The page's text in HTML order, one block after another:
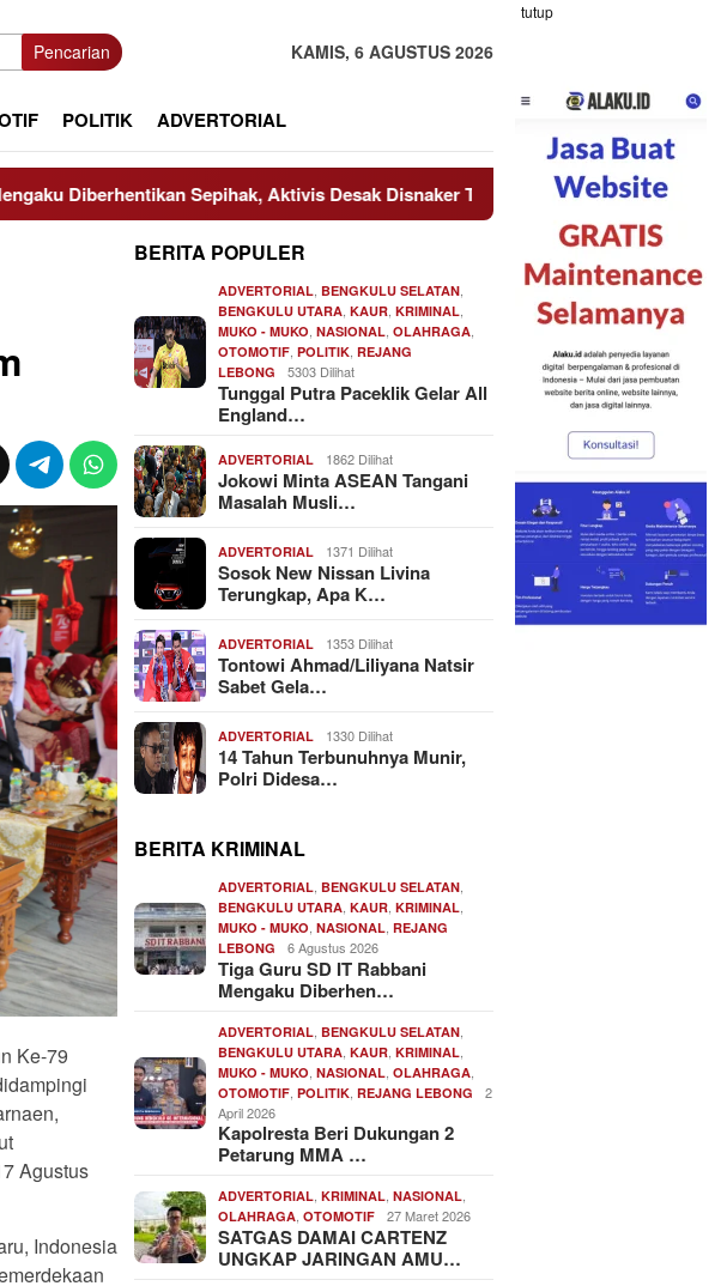
tutup
Pencarian KAMIS, 6 AGUSTUS 2026
POLITIK ADVERTORIAL
Sepihak, Aktivis Desak Disnaker Turun Tangan Dari Bengkulu ke
Ke-79
Agustus
Indonesia
BERITA POPULER
ADVERTORIAL ,BENGKULU SELATAN
BENGKULU UTARA ,KAUR ,KRIMINAL
MUKO - MUKO ,NASIONAL ,OLAHRAGA
OTOMOTIF ,POLITIK ,REJANG
LEBONG
5303 Dilihat
Tunggal Putra Paceklik Gelar All
England…
ADVERTORIAL 1862 Dilihat
Jokowi Minta ASEAN Tangani
Masalah Musli…
ADVERTORIAL 1371 Dilihat
Sosok New Nissan Livina
Terungkap, Apa K…
ADVERTORIAL 1353 Dilihat
Tontowi Ahmad/Liliyana Natsir
Sabet Gela…
ADVERTORIAL 1330 Dilihat
14 Tahun Terbunuhnya Munir,
Polri Didesa…
BERITA KRIMINAL
ADVERTORIAL ,BENGKULU SELATAN
BENGKULU UTARA ,KAUR ,KRIMINAL
MUKO - MUKO ,NASIONAL ,REJANG
LEBONG
6 Agustus 2026
Tiga Guru SD IT Rabbani
Mengaku Diberhen…
ADVERTORIAL ,BENGKULU SELATAN
BENGKULU UTARA ,KAUR ,KRIMINAL
MUKO - MUKO ,NASIONAL ,OLAHRAGA
OTOMOTIF ,POLITIK ,REJANG LEBONG
2
April 2026
Kapolresta Beri Dukungan 2
Petarung MMA …
ADVERTORIAL ,KRIMINAL ,NASIONAL
OLAHRAGA ,OTOMOTIF 27 Maret 2026
SATGAS DAMAI CARTENZ
UNGKAP JARINGAN AMU…